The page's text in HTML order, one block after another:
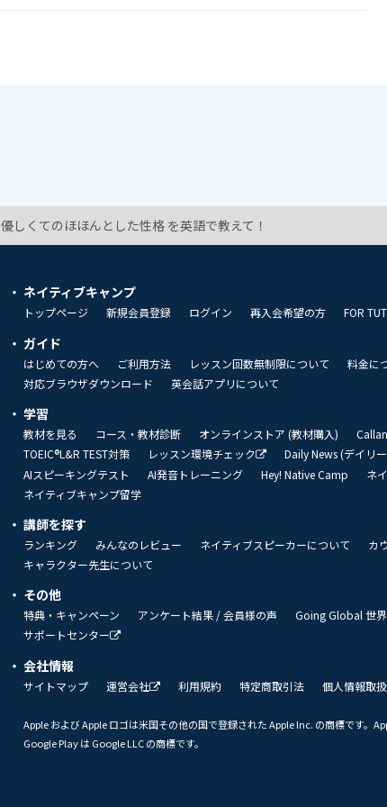
優しくてのほほんとした性格 を英語で教えて！
ネイティブキャンプ
トップページ 新規会員登録 ログイン 再入会希望の方 FOR
ガイド
はじめての方へ ご利用方法 レッスン回数無制限について 料金に
対応ブラウザダウンロード
英会話アプリについて
学習
教材を見る コース・教材診断 オンラインストア (教材購入)
TOEIC®L&R TEST対策
レッスン環境チェック Daily News (デイリ
AIスピーキングテスト
AI発音トレーニング Hey! Native Camp ネ
ネイティブキャンプ留学
講師を探す
ランキング みんなのレビュー ネイティブスピーカーについて
カ
キャラクター先生について
その他
特典・キャンペーン アンケート結果 / 会員様の声 Going Global 世
サポートセンター
会社情報
サイトマップ 運営会社 利用規約 特定商取引法 個人情報取
Apple および Apple ロゴは米国その他の国で登録された Apple Inc. の商標です。
Google Play は Google LLC の商標です。